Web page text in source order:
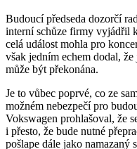
Budoucí předseda dozorčí
interní schůze firmy vyjádřil
celá událost mohla pro
však jedním echem dodal,
může být překonána.
Je to vůbec poprvé, co ze
možném nebezpečí pro
Vokswagen prohlašoval, že
i přesto, že bude nutné
pošlape dále jako